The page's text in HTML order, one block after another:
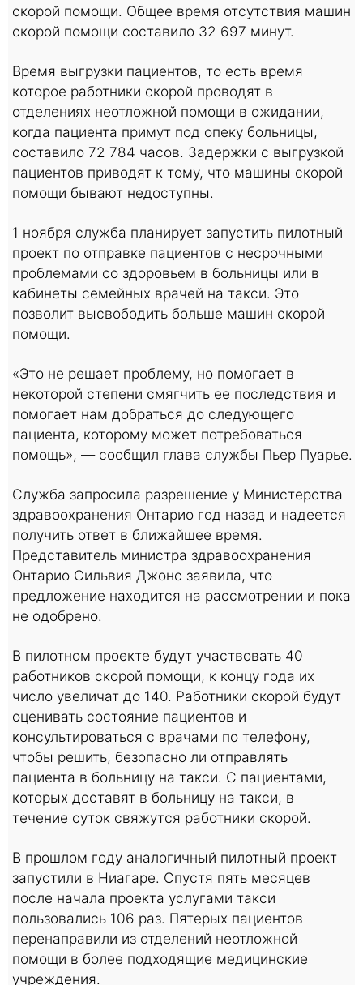
скорой помощи. Общее время отсутствия машин
скорой помощи составило 32 697 минут.
Время выгрузки пациентов, то есть время
которое работники скорой проводят в
отделениях неотложной помощи в ожидании,
когда пациента примут под опеку больницы,
составило 72 784 часов. Задержки с выгрузкой
пациентов приводят к тому, что машины скорой
помощи бывают недоступны.
1 ноября служба планирует запустить пилотный
проект по отправке пациентов с несрочными
проблемами со здоровьем в больницы или в
кабинеты семейных врачей на такси. Это
позволит высвободить больше машин скорой
помощи.
«Это не решает проблему, но помогает в
некоторой степени смягчить ее последствия и
помогает нам добраться до следующего
пациента, которому может потребоваться
помощь», — сообщил глава службы Пьер Пуарье.
Служба запросила разрешение у Министерства
здравоохранения Онтарио год назад и надеется
получить ответ в ближайшее время.
Представитель министра здравоохранения
Онтарио Сильвия Джонс заявила, что
предложение находится на рассмотрении и пока
не одобрено.
В пилотном проекте будут участвовать 40
работников скорой помощи, к концу года их
число увеличат до 140. Работники скорой будут
оценивать состояние пациентов и
консультироваться с врачами по телефону,
чтобы решить, безопасно ли отправлять
пациента в больницу на такси. С пациентами,
которых доставят в больницу на такси, в
течение суток свяжутся работники скорой.
В прошлом году аналогичный пилотный проект
запустили в Ниагаре. Спустя пять месяцев
после начала проекта услугами такси
пользовались 106 раз. Пятерых пациентов
перенаправили из отделений неотложной
помощи в более подходящие медицинские
учреждения.